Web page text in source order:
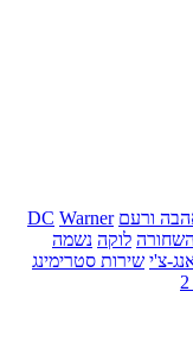
ורעם DC Warner
לוקה נשמה
צ'י שירות סטרימינג